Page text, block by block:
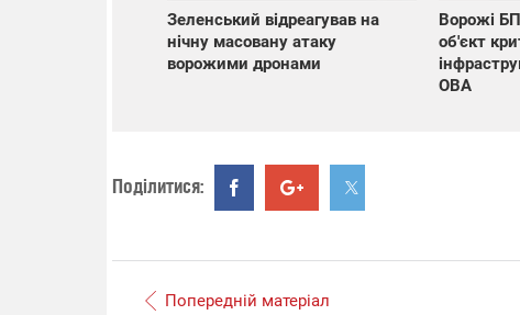
Зеленський відреагував на
нічну масовану атаку
ворожими дронами
Ворожі
об'єкт
ОВА
Поділитися:
Попередній матеріал